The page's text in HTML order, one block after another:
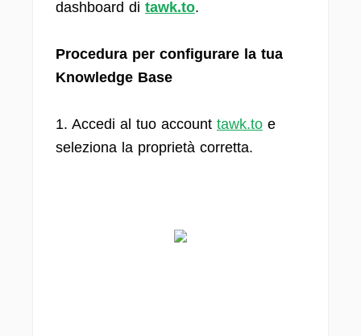
dashboard di tawk.to.
Procedura per configurare la tua
Knowledge Base
1. Accedi al tuo account tawk.to e
seleziona la proprietà corretta.